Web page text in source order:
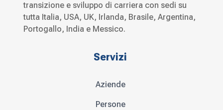
transizione e sviluppo di carriera con sedi su
tutta Italia, USA, UK, Irlanda, Brasile, Argentina,
Portogallo, India e Messico.
Servizi
Aziende
Persone